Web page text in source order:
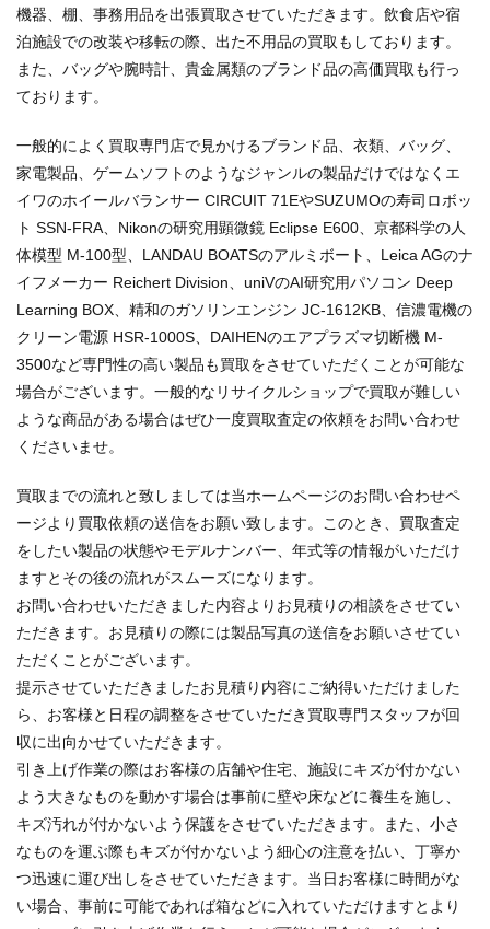
機器、棚、事務用品を出張買取させていただきます。飲食店や宿
泊施設での改装や移転の際、出た不用品の買取もしております。
また、バッグや腕時計、貴金属類のブランド品の高価買取も行っ
ております。
一般的によく買取専門店で見かけるブランド品、衣類、バッグ、
家電製品、ゲームソフトのようなジャンルの製品だけではなくエ
イワのホイールバランサー CIRCUIT 71EやSUZUMOの寿司ロボッ
ト SSN-FRA、Nikonの研究用顕微鏡 Eclipse E600、京都科学の人
体模型 M-100型、LANDAU BOATSのアルミボート、Leica AGのナ
イフメーカー Reichert Division、uniVのAI研究用パソコン Deep
Learning BOX、精和のガソリンエンジン JC-1612KB、信濃電機の
クリーン電源 HSR-1000S、DAIHENのエアプラズマ切断機 M-
3500など専門性の高い製品も買取をさせていただくことが可能な
場合がございます。一般的なリサイクルショップで買取が難しい
ような商品がある場合はぜひ一度買取査定の依頼をお問い合わせ
くださいませ。
買取までの流れと致しましては当ホームページのお問い合わせペ
ージより買取依頼の送信をお願い致します。このとき、買取査定
をしたい製品の状態やモデルナンバー、年式等の情報がいただけ
ますとその後の流れがスムーズになります。
お問い合わせいただきました内容よりお見積りの相談をさせてい
ただきます。お見積りの際には製品写真の送信をお願いさせてい
ただくことがございます。
提示させていただきましたお見積り内容にご納得いただけました
ら、お客様と日程の調整をさせていただき買取専門スタッフが回
収に出向かせていただきます。
引き上げ作業の際はお客様の店舗や住宅、施設にキズが付かない
よう大きなものを動かす場合は事前に壁や床などに養生を施し、
キズ汚れが付かないよう保護をさせていただきます。また、小さ
なものを運ぶ際もキズが付かないよう細心の注意を払い、丁寧か
つ迅速に運び出しをさせていただきます。当日お客様に時間がな
い場合、事前に可能であれば箱などに入れていただけますとより